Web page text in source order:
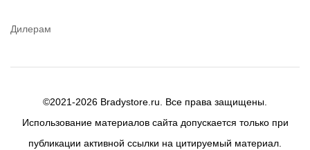
Дилерам
©2021-2026 Bradystore.ru. Все права защищены.
Использование материалов сайта допускается только при
публикации активной ссылки на цитируемый материал.